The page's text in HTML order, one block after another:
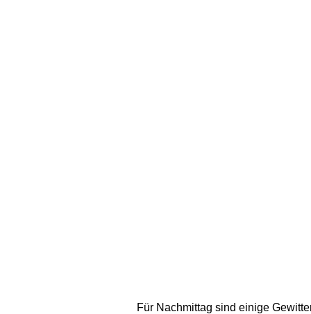
Für Nachmittag sind einige